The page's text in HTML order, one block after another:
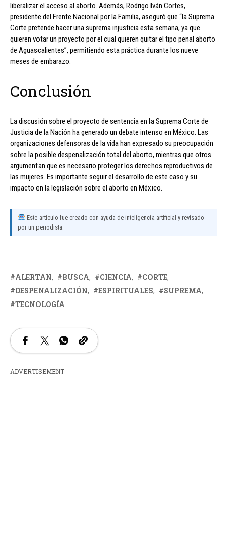
liberalizar el acceso al aborto. Además, Rodrigo Iván Cortes,
presidente del Frente Nacional por la Familia, aseguró que “la Suprema
Corte pretende hacer una suprema injusticia esta semana, ya que
quieren votar un proyecto por el cual quieren quitar el tipo penal aborto
de Aguascalientes”, permitiendo esta práctica durante los nueve
meses de embarazo.
Conclusión
La discusión sobre el proyecto de sentencia en la Suprema Corte de
Justicia de la Nación ha generado un debate intenso en México. Las
organizaciones defensoras de la vida han expresado su preocupación
sobre la posible despenalización total del aborto, mientras que otros
argumentan que es necesario proteger los derechos reproductivos de
las mujeres. Es importante seguir el desarrollo de este caso y su
impacto en la legislación sobre el aborto en México.
Este artículo fue creado con ayuda de inteligencia artificial y revisado
por un periodista.
ALERTAN BUSCA CIENCIA
CORTE
DESPENALIZACIÓN
ESPIRITUALES
SUPREMA
TECNOLOGÍA
ADVERTISEMENT